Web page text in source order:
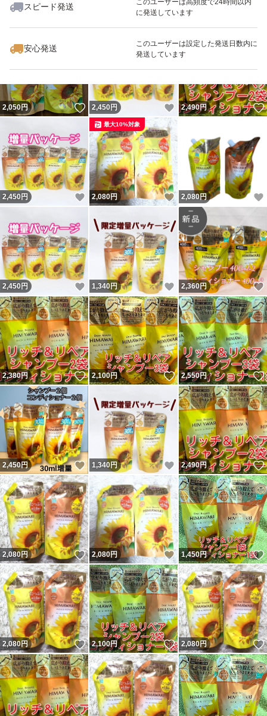
スピード発送
このユーザーは高頻度で24時間以内
に発送しています
安心発送
このユーザーは設定した発送日数内に
発送しています
いいね！
1,340
2,050円 いいね！
2,450 円 いいね！
2,490円
2,450 円 いいね！
2,080円 いいね！
最大10%対象
2,080円
2,450 円 いいね！
1,340円 いいね！
2,360円
2,380円 いいね！
2,100円 いいね！
2,550円
2,450円 いいね！
1,340円 いいね！
2,490円
2,080円 いいね！
2,080円 いいね！
1,450円
2,080円 いいね！
2,100円 いいね！
2,080円